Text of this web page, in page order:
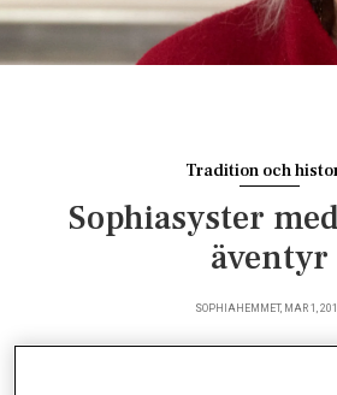
Tradition och
Sophiasyster
äventyr
SOPHIAHEMMET, MAR 1,